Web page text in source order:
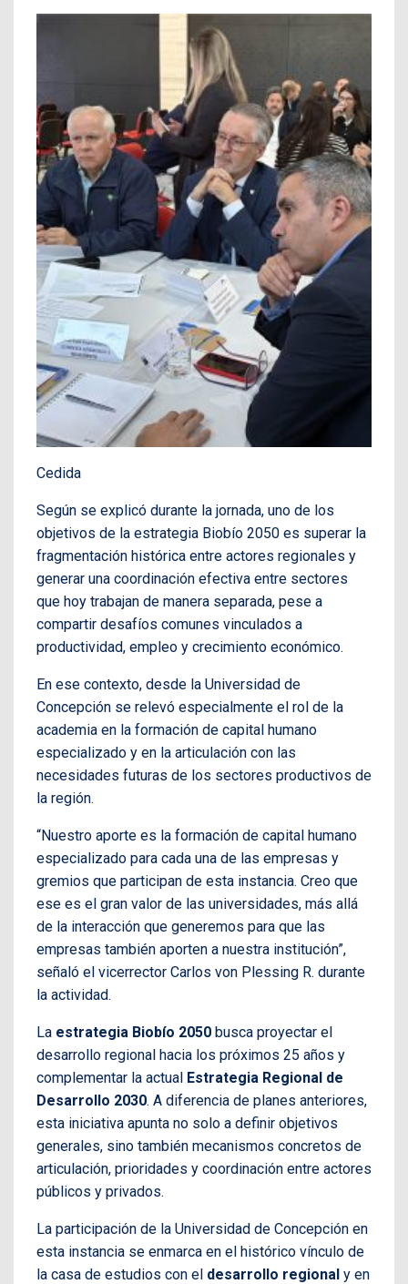
Cedida
Según se explicó durante la jornada, uno de los
objetivos de la estrategia Biobío 2050 es superar la
fragmentación histórica entre actores regionales y
generar una coordinación efectiva entre sectores
que hoy trabajan de manera separada, pese a
compartir desafíos comunes vinculados a
productividad, empleo y crecimiento económico.
En ese contexto, desde la Universidad de
Concepción se relevó especialmente el rol de la
academia en la formación de capital humano
especializado y en la articulación con las
necesidades futuras de los sectores productivos de
la región.
“Nuestro aporte es la formación de capital humano
especializado para cada una de las empresas y
gremios que participan de esta instancia. Creo que
ese es el gran valor de las universidades, más allá
de la interacción que generemos para que las
empresas también aporten a nuestra institución”,
señaló el vicerrector Carlos von Plessing R. durante
la actividad.
La estrategia Biobío 2050 busca proyectar el
desarrollo regional hacia los próximos 25 años y
complementar la actual Estrategia Regional de
Desarrollo 2030. A diferencia de planes anteriores,
esta iniciativa apunta no solo a definir objetivos
generales, sino también mecanismos concretos de
articulación, prioridades y coordinación entre actores
públicos y privados.
La participación de la Universidad de Concepción en
esta instancia se enmarca en el histórico vínculo de
la casa de estudios con el desarrollo regional y en